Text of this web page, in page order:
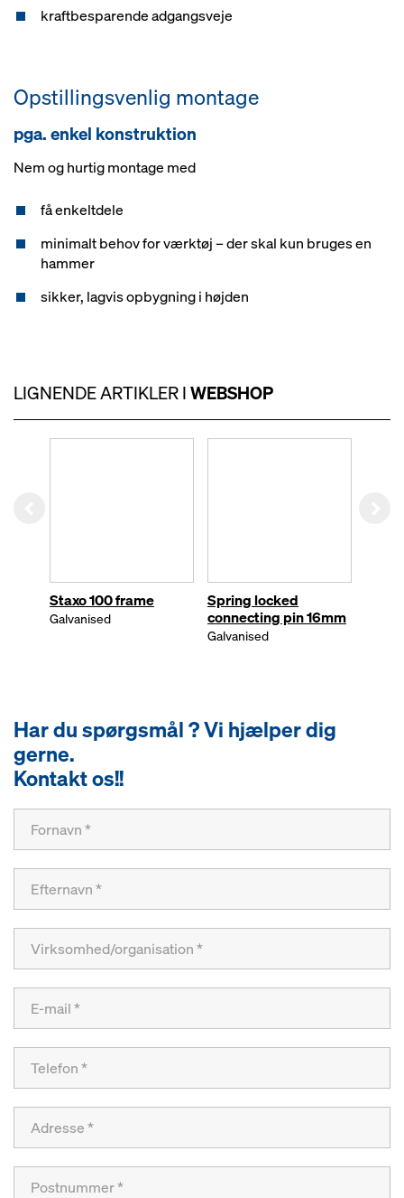
kraftbesparende adgangsveje
Opstillingsvenlig montage
pga. enkel konstruktion
Nem og hurtig montage med
få enkeltdele
minimalt behov for værktøj – der skal kun bruges en
hammer
sikker, lagvis opbygning i højden
LIGNENDE ARTIKLER I WEBSHOP
Staxo 100 frame
Galvanised
Spring locked
connecting pin 16mm
Galvanised
Har du spørgsmål ? Vi hjælper dig
gerne.
Kontakt os!!